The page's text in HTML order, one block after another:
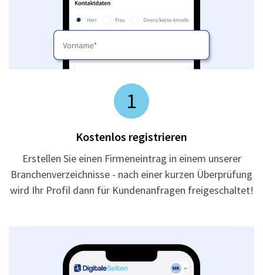
1
Kostenlos registrieren
Erstellen Sie einen Firmeneintrag in einem unserer
Branchenverzeichnisse - nach einer kurzen Überprüfung
wird Ihr Profil dann für Kundenanfragen freigeschaltet!